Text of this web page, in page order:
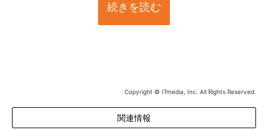
続きを読む
Copyright © ITmedia, Inc. All Rights Reserved.
関連情報